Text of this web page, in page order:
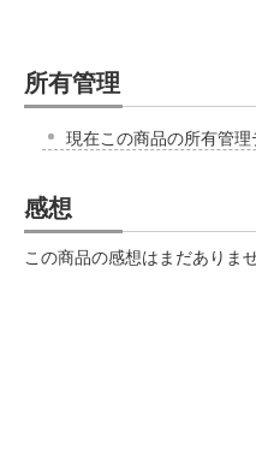
所有管理
現在この商品の所有管理
感想
この商品の感想はまだありませ